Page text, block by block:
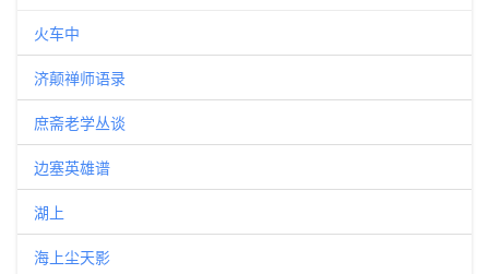
火车中
济颠禅师语录
庶斋老学丛谈
边塞英雄谱
湖上
海上尘天影